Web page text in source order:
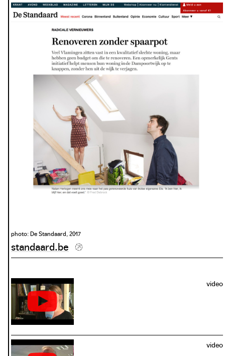
être appliqué dans d’autres quartiers, moyennant le
développement d’un modèle financier et d’un cadre
juridique. Dans le prolongement de ce projet, la ville de
Gand souhaite rénover cent logements pour les rendre
plus sains, plus sûrs, plus économes en énergie et plus
photo: De Standaard, 2017
standaard.be
video
video